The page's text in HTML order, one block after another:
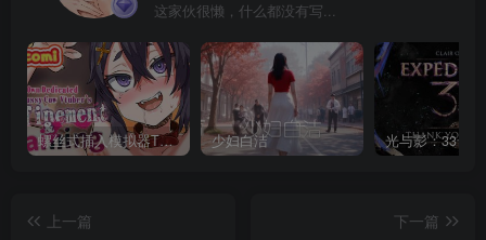
这家伙很懒，什么都没有写...
螺丝式插入模拟器TMA02 少妇白洁
上一篇
下一篇